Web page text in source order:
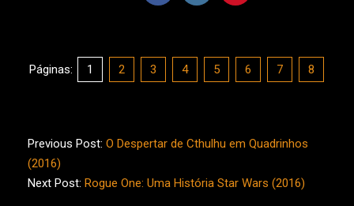
Páginas: 1 2 3 4 5 6 7 8
12-
16
Previous Post: O Despertar de Cthulhu em Quadrinhos
(2016)
Next Post: Rogue One: Uma História Star Wars (2016)